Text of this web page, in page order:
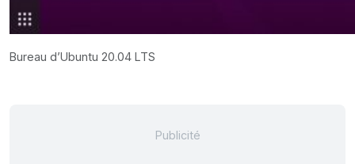
Bureau d’Ubuntu 20.04 LTS